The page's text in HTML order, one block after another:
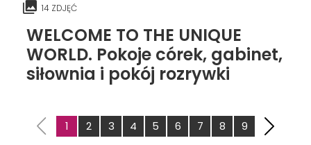
14 ZDJĘĆ
WELCOME TO THE UNIQUE
WORLD. Pokoje córek, gabinet,
siłownia i pokój rozrywki
1 2 3 4 5 6 7 8 9